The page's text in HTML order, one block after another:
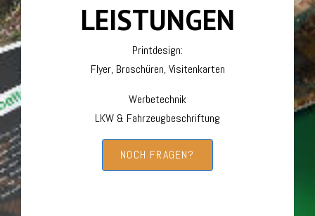
LEISTUNGEN
Printdesign:
Flyer, Broschüren, Visitenkarten
Werbetechnik
LKW & Fahrzeugbeschriftung
NOCH FRAGEN?